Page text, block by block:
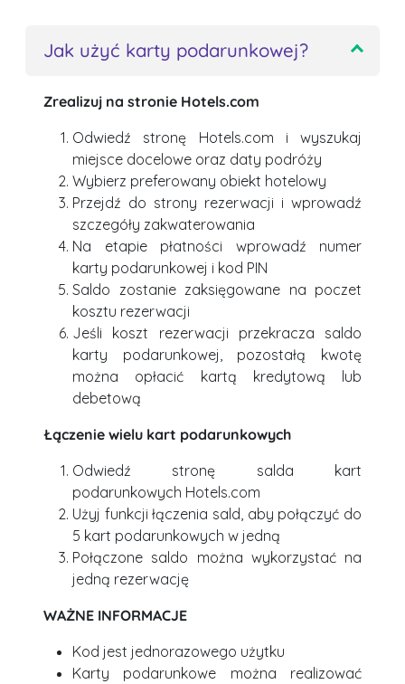
Jak użyć karty podarunkowej?
Zrealizuj na stronie Hotels.com
Odwiedź stronę Hotels.com i wyszukaj
miejsce docelowe oraz daty podróży
Wybierz preferowany obiekt hotelowy
Przejdź do strony rezerwacji i wprowadź
szczegóły zakwaterowania
Na etapie płatności wprowadź numer
karty podarunkowej i kod PIN
Saldo zostanie zaksięgowane na poczet
kosztu rezerwacji
Jeśli koszt rezerwacji przekracza saldo
karty podarunkowej, pozostałą kwotę
można opłacić kartą kredytową lub
debetową
Łączenie wielu kart podarunkowych
Odwiedź stronę salda kart
podarunkowych Hotels.com
Użyj funkcji łączenia sald, aby połączyć do
5 kart podarunkowych w jedną
Połączone saldo można wykorzystać na
jedną rezerwację
WAŻNE INFORMACJE
Kod jest jednorazowego użytku
Karty podarunkowe można realizować